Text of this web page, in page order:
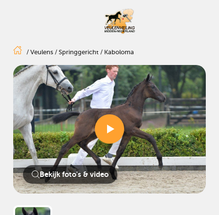
/ Veulens/ Springgericht/ Kaboloma
Bekijk foto's & video